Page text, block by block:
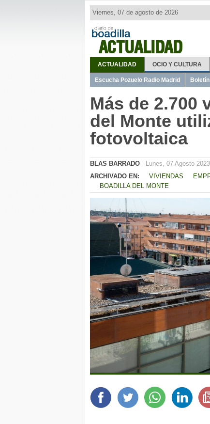
ACTUALIDAD
Viernes, 07 de agosto de 2026
ACTUALIDAD OCIO Y CULTURA
Escucha Pozuelo Radio Madrid Boletín
Más de 2.700
del Monte
fotovoltaica
BLAS BARRADO - Lunes, 07 Agosto
ARCHIVADO EN:
VIVIENDAS
BOADILLA DEL MONTE